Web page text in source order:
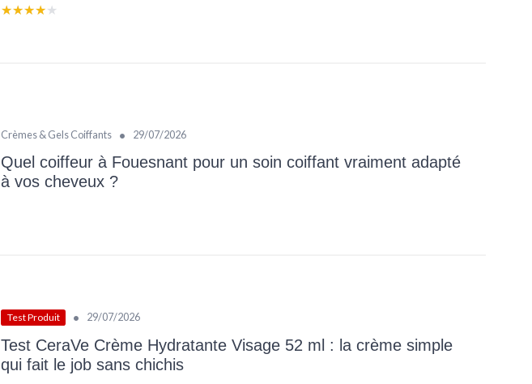
★★★★★
★★★★★
Crèmes & Gels Coiffants • 29/07/2026
Quel coiffeur à Fouesnant pour un soin coiffant vraiment adapté
à vos cheveux ?
Test Produit • 29/07/2026
Test CeraVe Crème Hydratante Visage 52 ml : la crème simple
qui fait le job sans chichis